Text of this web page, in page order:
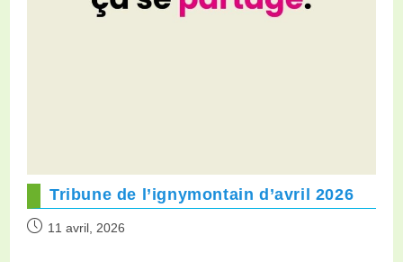
Tribune de l’ignymontain d’avril 2026
11 avril, 2026